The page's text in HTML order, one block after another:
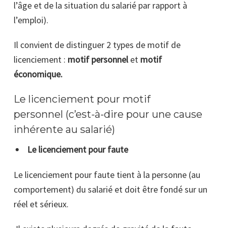
l’âge et de la situation du salarié par rapport à
l’emploi).
Il convient de distinguer 2 types de motif de
licenciement : motif personnelet motif
économique.
Le licenciement pour motif
personnel (c’est-à-dire pour une cause
inhérente au salarié)
Le licenciement pour faute
Le licenciement pour faute tient à la personne (au
comportement) du salarié et doit être fondé sur un
réel et sérieux.